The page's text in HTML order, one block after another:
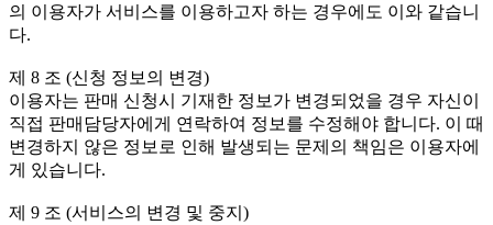
의 이용자가 서비스를 이용하고자 하는 경우에도 이와 같습니
다.
제 8 조 (신청 정보의 변경)
이용자는 판매 신청시 기재한 정보가 변경되었을 경우 자신이
직접 판매담당자에게 연락하여 정보를 수정해야 합니다. 이 때
변경하지 않은 정보로 인해 발생되는 문제의 책임은 이용자에
게 있습니다.
제 9 조 (서비스의 변경 및 중지)